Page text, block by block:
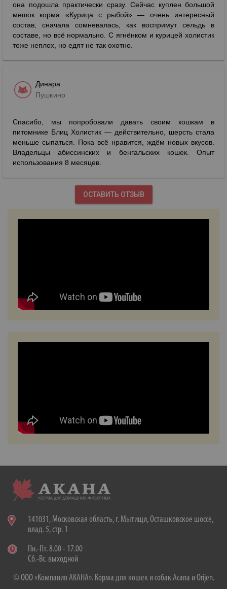
она подошла практически сразу. Сейчас куплен большой
мешок корма «Курица с рыбой» — очень интересный
состав, сначала сомневалась, как воспримут сельдь в
составе, но всё нормально. С ягнёнком и курицей холистик
тоже неплох, но едят не так охотно.
Динара
Пушкино
Спасибо, мы попробовали давать своим кошкам в
питомнике Блиц Холистик — действительно, шерсть стала
меньше сыпаться. Пока всё нравится, ждём новых вкусов.
Владельцы абиссинских и бенгальских кошек. Опыт
использования 8 месяцев.
ОСТАВИТЬ ОТЗЫВ
141031, Московская область, г. Мытищи, Осташковское шоссе,
влад. 5, стр. 1
Пн.-Пт. 8.00 - 17.00
Сб.-Вс. выходной
© ООО «Компания АКАНА». Корма для кошек и собак Acana и Orijen.